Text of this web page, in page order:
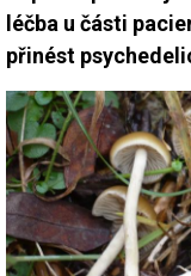
léčba u části
přinést